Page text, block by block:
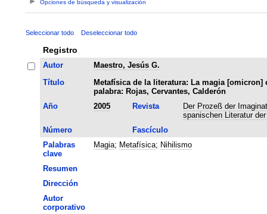
Opciones de búsqueda y visualización
Seleccionar todo Deseleccionar todo
Registro
Autor
Maestro, Jesús G.
Título
Metafísica de la literatura: La magia [omicron]
palabra: Rojas, Cervantes, Calderón
Año
2005 Revista
Der Prozeß der
spanischen Literatur
Número
Fascículo
Palabras
clave
Magia; Metafísica; Nihilismo
Resumen
Dirección
Autor
corporativo